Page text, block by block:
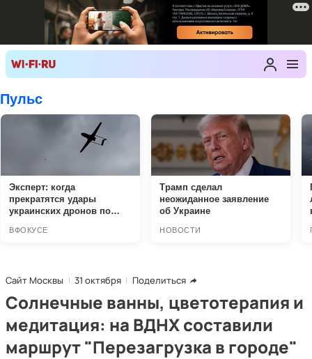
Сайт Москвы 31 октября Поделиться
Солнечные ванны, цветотерапия и
медитация: на ВДНХ составили
маршрут "Перезагрузка в городе"